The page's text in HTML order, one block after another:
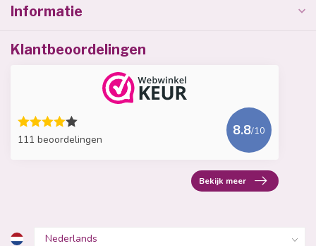
Informatie
Klantbeoordelingen
111 beoordelingen
8.8/10
Bekijk meer